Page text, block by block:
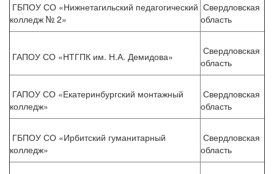
ГБПОУ СО «Нижнетагильский педагогический
колледж № 2»
Свердловская
область
ГАПОУ СО «НТГПК им. Н.А. Демидова»
Свердловская
область
ГАПОУ СО «Екатеринбургский монтажный
колледж»
Свердловская
область
ГБПОУ СО «Ирбитский гуманитарный
колледж»
Свердловская
область